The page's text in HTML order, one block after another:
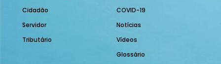
Cidadão
Servidor
Tributário
COVID-19
Notícias
Vídeos
Glossário